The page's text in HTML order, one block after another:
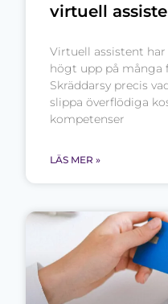
virtuell
Virtuell assistent
högt upp på många
Skräddarsy precis
slippa överflödiga
kompetenser
LÄS MER »